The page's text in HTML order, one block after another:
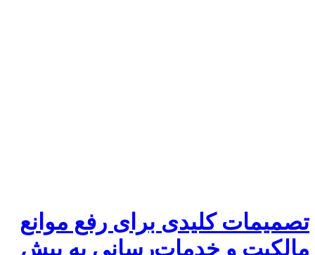
تصمیمات کلیدی برای رفع موانع
مالکیت و خدمات‌رسانی به بیش